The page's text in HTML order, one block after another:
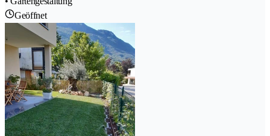
Geöffnet